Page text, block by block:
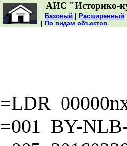
АИС "Историко-
Базовый Расширенный
По видам объектов
=LDR
=001 BY-